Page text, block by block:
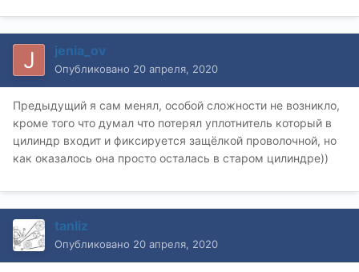
jenia_ov
Опубликовано 20 апреля, 2020
Предыдущий я сам менял, особой сложности не возникло,
кроме того что думал что потерял уплотнитель который в
цилиндр входит и фиксируется защёлкой проволочной, но
как оказалось она просто осталась в старом цилиндре))
tanliz
Опубликовано 20 апреля, 2020